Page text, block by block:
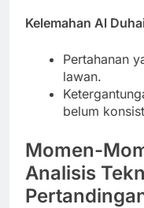
Kelemahan Al
Pertahanan
lawan.
belum
Momen-
Analisis